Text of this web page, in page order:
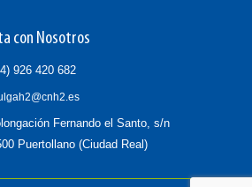
con Nosotros
926 420 682
Fernando el Santo, s/n
Puertollano (Ciudad Real)